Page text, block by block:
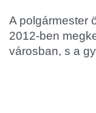
A polgármester
2012-ben
városban, s a